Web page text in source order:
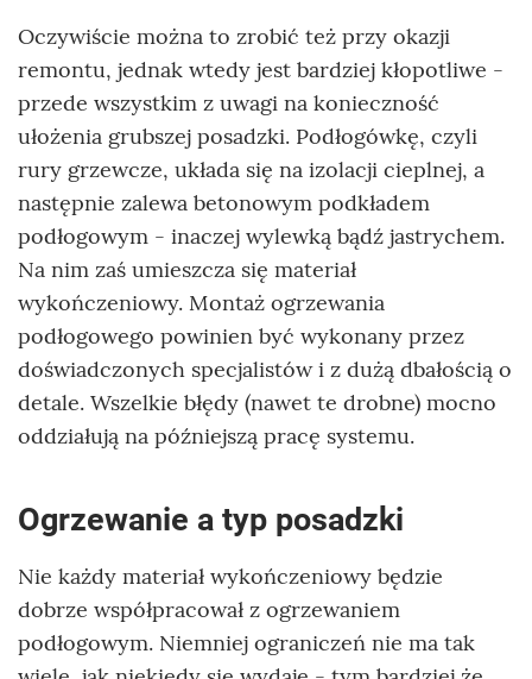
Oczywiście można to zrobić też przy okazji
remontu, jednak wtedy jest bardziej kłopotliwe -
przede wszystkim z uwagi na konieczność
ułożenia grubszej posadzki. Podłogówkę, czyli
rury grzewcze, układa się na izolacji cieplnej, a
następnie zalewa betonowym podkładem
podłogowym - inaczej wylewką bądź jastrychem.
Na nim zaś umieszcza się materiał
wykończeniowy. Montaż ogrzewania
podłogowego powinien być wykonany przez
doświadczonych specjalistów i z dużą dbałością o
detale. Wszelkie błędy (nawet te drobne) mocno
oddziałują na późniejszą pracę systemu.
Ogrzewanie a typ posadzki
Nie każdy materiał wykończeniowy będzie
dobrze współpracował z ogrzewaniem
podłogowym. Niemniej ograniczeń nie ma tak